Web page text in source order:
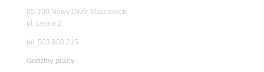
05-100 Nowy Dwór Mazowiecki
ul. Leśna 2
tel. 503 900 215
Godziny pracy